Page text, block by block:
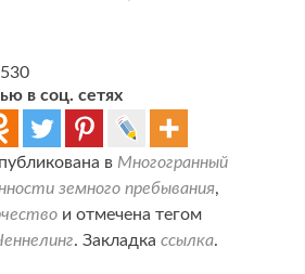
в соц. сетях
в Многогранный
земного пребывания,
и отмечена тегом
. Закладка ссылка.